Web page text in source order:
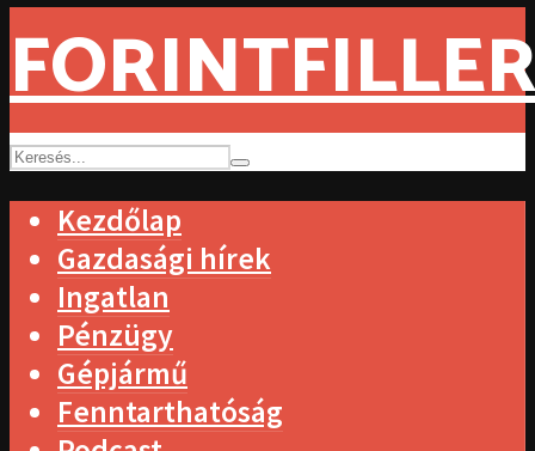
Kezdőlap
Gazdasági hírek
Ingatlan
Pénzügy
Gépjármű
Fenntarthatóság